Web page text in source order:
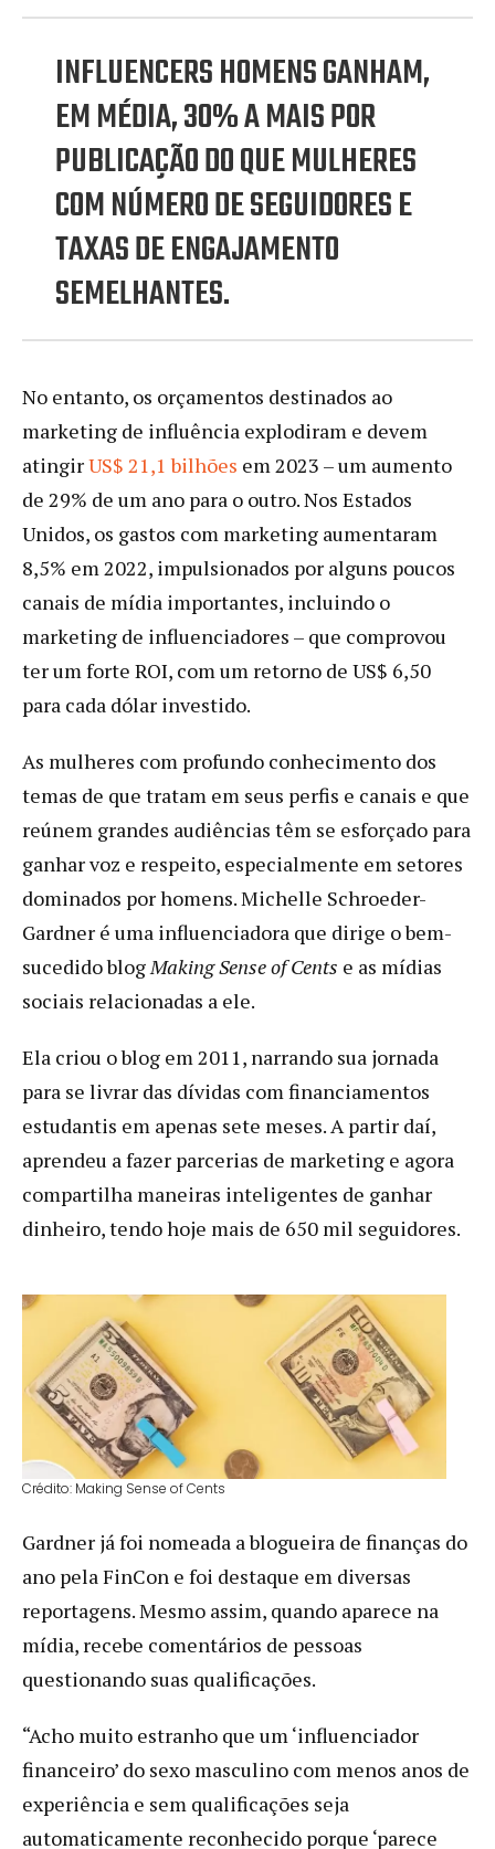
INFLUENCERS HOMENS GANHAM,
EM MÉDIA, 30% A MAIS POR
PUBLICAÇÃO DO QUE MULHERES
COM NÚMERO DE SEGUIDORES E
TAXAS DE ENGAJAMENTO
SEMELHANTES.
No entanto, os orçamentos destinados ao
marketing de influência explodiram e devem
atingirUS$ 21,1 bilhões em 2023 – um aumento
de 29% de um ano para o outro. Nos Estados
Unidos, os gastos com marketing aumentaram
8,5% em 2022, impulsionados por alguns poucos
canais de mídia importantes, incluindo o
marketing de influenciadores – que comprovou
ter um forte ROI, com um retorno de US$ 6,50
para cada dólar investido.
As mulheres com profundo conhecimento dos
temas de que tratam em seus perfis e canais e que
reúnem grandes audiências têm se esforçado para
ganhar voz e respeito, especialmente em setores
dominados por homens. Michelle Schroeder-
Gardner é uma influenciadora que dirige o bem-
sucedido blogMaking Sense of Cents e as mídias
sociais relacionadas a ele.
Ela criou o blog em 2011, narrando sua jornada
para se livrar das dívidas com financiamentos
estudantis em apenas sete meses. A partir daí,
aprendeu a fazer parcerias de marketing e agora
compartilha maneiras inteligentes de ganhar
dinheiro, tendo hoje mais de 650 mil seguidores.
Crédito: Making Sense of Cents
Gardner já foi nomeada a blogueira de finanças do
ano pela FinCon e foi destaque em diversas
reportagens. Mesmo assim, quando aparece na
mídia, recebe comentários de pessoas
questionando suas qualificações.
“Acho muito estranho que um ‘influenciador
financeiro’ do sexo masculino com menos anos de
experiência e sem qualificações seja
automaticamente reconhecido porque ‘parece